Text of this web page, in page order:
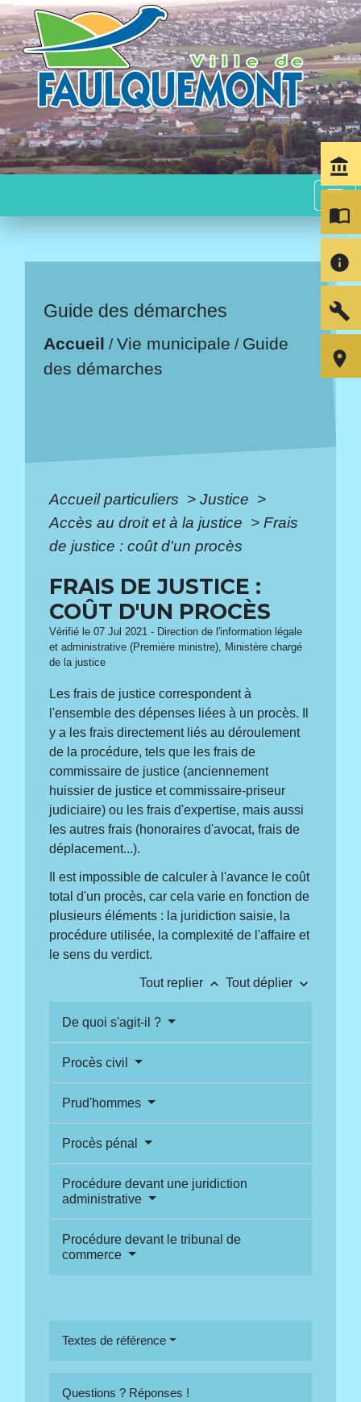
menu
Guide des démarches
Accueil /Vie municipale / Guide
des démarches
Accueil particuliers > Justice >
Accès au droit et à la justice > Frais
de justice : coût d'un procès
FRAIS DE JUSTICE :
COÛT D'UN PROCÈS
Vérifié le 07 Jul 2021 - Direction de l'information légale
et administrative (Première ministre), Ministère chargé
de la justice
Les frais de justice correspondent à
l'ensemble des dépenses liées à un procès. Il
y a les frais directement liés au déroulement
de la procédure, tels que les frais de
commissaire de justice (anciennement
huissier de justice et commissaire-priseur
judiciaire) ou les frais d'expertise, mais aussi
les autres frais (honoraires d'avocat, frais de
déplacement...).
Il est impossible de calculer à l'avance le coût
total d'un procès, car cela varie en fonction de
plusieurs éléments : la juridiction saisie, la
procédure utilisée, la complexité de l'affaire et
le sens du verdict.
Tout replier keyboard_arrow_up Tout déplier keyboard_arrow_down
De quoi s'agit-il ?
Procès civil
Prud'hommes
Procès pénal
Procédure devant une juridiction
administrative
Procédure devant le tribunal de
commerce
Textes de référence
Questions ? Réponses !
account_balance
import_contacts
info
build
room